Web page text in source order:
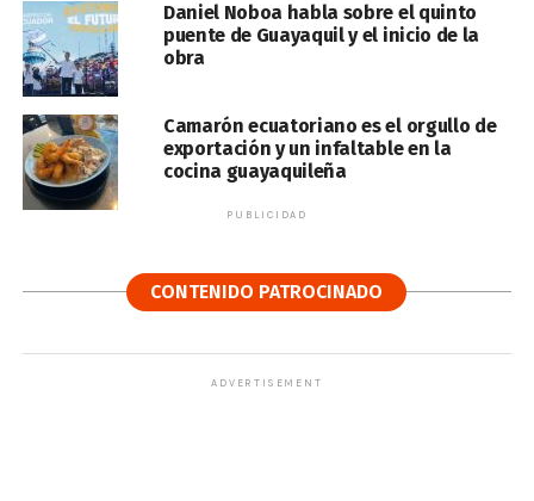
Daniel Noboa habla sobre el quinto
puente de Guayaquil y el inicio de la
obra
Camarón ecuatoriano es el orgullo de
exportación y un infaltable en la
cocina guayaquileña
PUBLICIDAD
CONTENIDO PATROCINADO
ADVERTISEMENT